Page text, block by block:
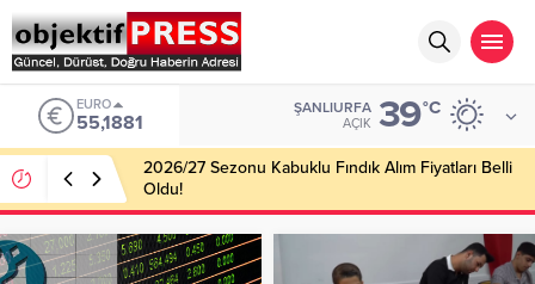
EURO
55,1881
ŞANLIURFA
AÇIK 39°C
2026/27 Sezonu Kabuklu Fındık Alım Fiyatları Belli
Oldu!